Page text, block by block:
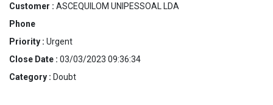
Customer : ASCEQUILOM UNIPESSOAL LDA
Phone
Priority : Urgent
Close Date : 03/03/2023 09:36:34
Category : Doubt